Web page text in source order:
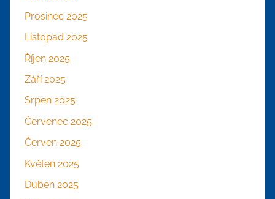
Prosinec 2025
Listopad 2025
Říjen 2025
Září 2025
Srpen 2025
Červenec 2025
Červen 2025
Květen 2025
Duben 2025